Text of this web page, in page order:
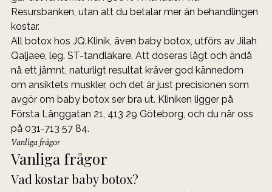
Resursbanken, utan att du betalar mer än behandlingen
kostar.
All botox hos JQ.Klinik, även baby botox, utförs av Jilah
Qaljaee, leg. ST-tandläkare. Att doseras lågt och ändå
nå ett jämnt, naturligt resultat kräver god kännedom
om ansiktets muskler, och det är just precisionen som
avgör om baby botox ser bra ut. Kliniken ligger på
Första Långgatan 21, 413 29 Göteborg, och du når oss
på 031-713 57 84.
Vanliga frågor
Vanliga frågor
Vad kostar baby botox?